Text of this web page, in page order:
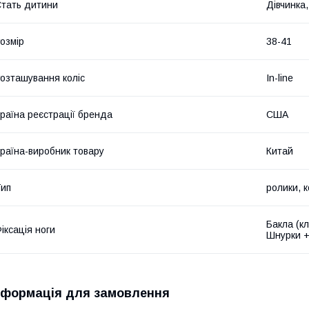
дитини
38-41
коліс In-line
реєстрації бренда США
виробник товару Китай
ролики,
ноги
Бакла
Шнурки
для замовлення